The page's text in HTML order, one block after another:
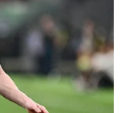
loções
suave
pele
boas opções.
glicerina e